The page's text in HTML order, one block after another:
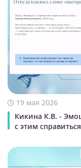
19 мая 2026
Кикина К.В. -
с этим